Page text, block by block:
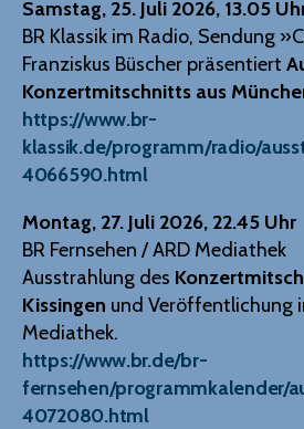
Samstag, 25. Juli 2026, 13.05
BR Klassik im Radio, Sendung
Franziskus Büscher präsentiert
Konzertmitschnitts aus
https://www.br-
klassik.de/programm/radio/
4066590.html
Montag, 27. Juli 2026, 22.45 Uhr
BR Fernsehen / ARD Mediathek
Ausstrahlung des
Kissingen und Veröffentlichung
Mediathek.
https://www.br.de/br-
fernsehen/programmkalender/
4072080.html